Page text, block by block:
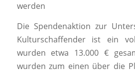
werden
Die Spendenaktion zur
Kulturschaffender ist ein
wurden etwa 13.000 €
wurden zum einen über die